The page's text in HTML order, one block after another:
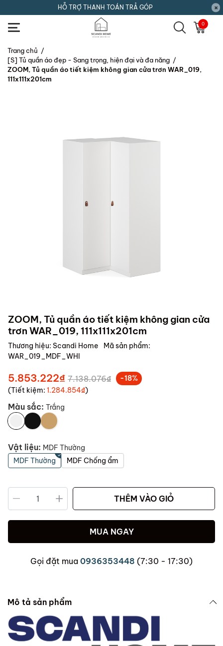
HỖ TRỢ THANH TOÁN TRẢ GÓP
0
Trang chủ /
[S] Tủ quần áo đẹp - Sang trọng, hiện đại và đa năng /
ZOOM, Tủ quần áo tiết kiệm không gian cửa trơn WAR_019,
111x111x201cm
ZOOM, Tủ quần áo tiết kiệm không gian cửa
trơn WAR_019, 111x111x201cm
Thương hiệu: Scandi Home
Mã sản phẩm:
WAR_019_MDF_WHI
5.853.222₫ 7.138.076₫
-18%
(Tiết kiệm: 1.284.854₫)
Màu sắc: Trắng
Vật liệu: MDF Thường
MDF Thường
MDF Chống ẩm
THÊM VÀO GIỎ
MUA NGAY
Gọi đặt mua 0936353448 (7:30 - 17:30)
Mô tả sản phẩm